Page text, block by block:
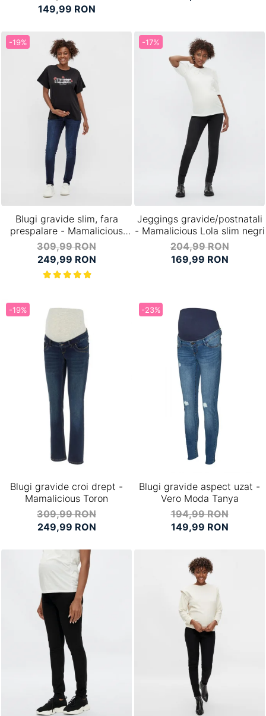
149,99 RON
-19%
Blugi gravide slim, fara
prespalare - Mamalicious
Dayton
309,99 RON
249,99 RON
-17%
Jeggings gravide/postnatali
- Mamalicious Lola slim negri
204,99 RON
169,99 RON
-19%
Blugi gravide croi drept -
Mamalicious Toron
309,99 RON
249,99 RON
-23%
Blugi gravide aspect uzat -
Vero Moda Tanya
194,99 RON
149,99 RON